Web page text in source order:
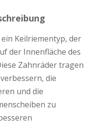
Keilriementyp, der
der Innenfläche des
Zahnräder tragen
die
und die
zu